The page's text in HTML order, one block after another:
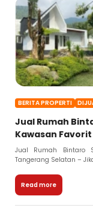
BERITA PROPERTI
Jual Rumah
Kawasan
Jual Rumah Bintaro
Tangerang Selatan –
Read more